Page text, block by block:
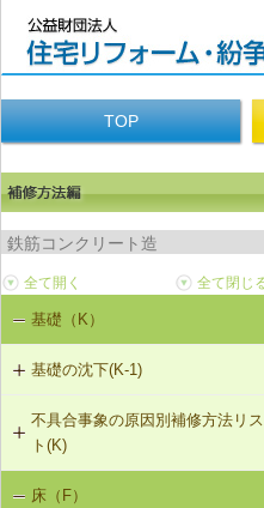
TOP
基礎（K）
基礎の沈下(K-1)
K-1-702 耐圧版工法
K-1-703 グラウト注入工法
不具合事象の原因別補修方法リス
ト(K)
基礎の沈下（K-1）
床（F）